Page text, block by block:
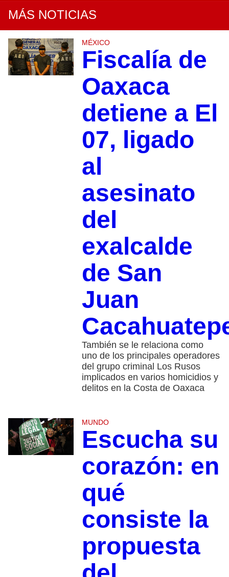
MÁS NOTICIAS
MÉXICO
Fiscalía de
Oaxaca
detiene a El
07, ligado
al
asesinato
del
exalcalde
de San
Juan
También se le relaciona como
uno de los principales operadores
del grupo criminal Los Rusos
implicados en varios homicidios y
delitos en la Costa de Oaxaca
MUNDO
Escucha su
corazón: en
qué
consiste la
propuesta